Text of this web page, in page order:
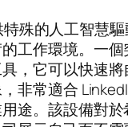
殊的人工智慧驅
工作環境。一
，它可以快速
非常適合
途。該設備對於